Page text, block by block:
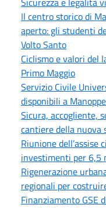
Il centro storico di
aperto: gli studenti
Volto Santo
Ciclismo e valori del
Primo Maggio
Servizio Civile
disponibili a
Sicura, accogliente,
cantiere della nuova
Riunione dell’assise
investimenti per 6,5
Rigenerazione
regionali per
Finanziamento GSE